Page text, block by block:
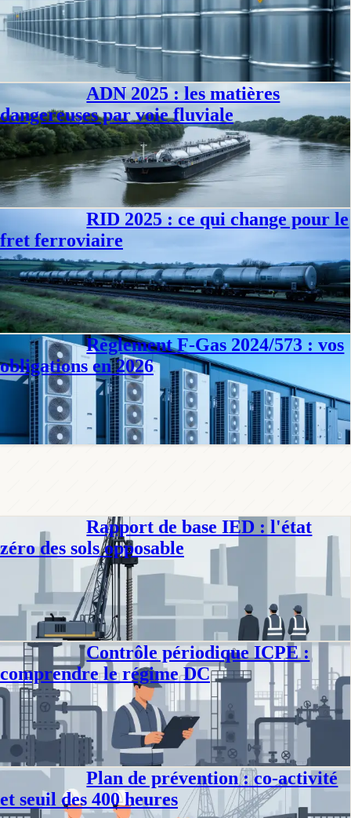
La fiche de données de sécurité selon l'article 31 de REACH : qui
l'établit, les 16 rubriques de l'annexe II, les seuils 1 t et 10 t, les
sanctions.
3 août 2026·9 min
Conformité
ADN 2025 : les matières
dangereuses par voie fluviale
L'ADN 2025 encadre le transport fluvial des marchandises
dangereuses. Ce qui distingue ce règlement de ses cousins routier et
ferroviaire : l'eau.
Philippe D.· 29 juil. 2026·
min
RID 2025 : ce qui change pour le
fret ferroviaire
Depuis le 1er juillet 2025, le RID 2025 régit seul le fret ferroviaire de
matières dangereuses. Wagons-citernes, triage : ce qui change
vraiment.
Philippe D.·27 juil. 2026·10 min
Conformité Règlement F-Gas 2024/573 : vos
obligations en 2026
Le règlement (UE) 2024/573 (F-Gas III) impose certification, contrôles
d'étanchéité, registres et récupération. Obligations entreprises en 2026.
Philippe D.·22 juil. 2026 8 min
Conformité
Rapport de base IED : l'état
zéro des sols opposable
Le rapport de base ICPE fixe l'état zéro des sols avant exploitation. À
la cessation d'activité, il devient la référence opposable de la remise en
état.
Jennifer D.·10 juil. 2026 6
Conformité Contrôle périodique ICPE :
comprendre le régime DC
Le régime DC des ICPE impose un contrôle tous les 5 ans par un
organisme agréé COFRAC, aux frais de l'exploitant et sans pouvoir de
police.
Philippe D.
8 juil. 2026
Conformité
Plan de prévention : co-activité
et seuil des 400 heures